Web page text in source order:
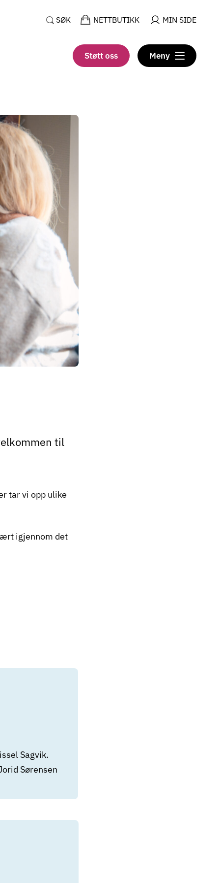
SØK NETTBUTIKK MIN SIDE
Støtt oss Meny
til
tar vi opp ulike
igjennom det
Sagvik.
Sørensen